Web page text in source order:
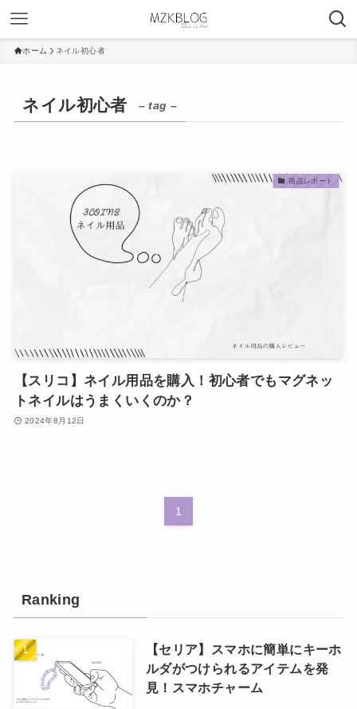
ホーム ネイル初心者
ネイル初心者 – tag –
商品レポート
【スリコ】ネイル用品を購入！初心者でもマグネッ
トネイルはうまくいくのか？
2024年8月12日
1
Ranking
【セリア】スマホに簡単にキーホ
ルダがつけられるアイテムを発
見！スマホチャーム